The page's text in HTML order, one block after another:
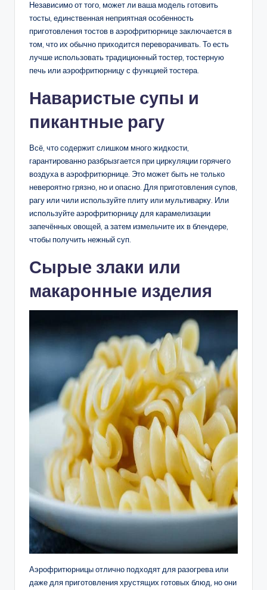
Независимо от того, может ли ваша модель готовить
тосты, единственная неприятная особенность
приготовления тостов в аэрофритюрнице заключается в
том, что их обычно приходится переворачивать. То есть
лучше использовать традиционный тостер, тостерную
печь или аэрофритюрницу с функцией тостера.
Наваристые супы и
пикантные рагу
Всё, что содержит слишком много жидкости,
гарантированно разбрызгается при циркуляции горячего
воздуха в аэрофритюрнице. Это может быть не только
невероятно грязно, но и опасно. Для приготовления супов,
рагу или чили используйте плиту или мультиварку. Или
используйте аэрофритюрницу для карамелизации
запечённых овощей, а затем измельчите их в блендере,
чтобы получить нежный суп.
Сырые злаки или
макаронные изделия
Аэрофритюрницы отлично подходят для разогрева или
даже для приготовления хрустящих готовых блюд, но они